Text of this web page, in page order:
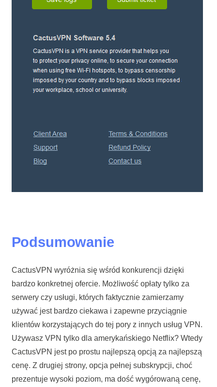
Podsumowanie
CactusVPN wyróżnia się wśród konkurencji dzięki
bardzo konkretnej ofercie. Możliwość opłaty tylko za
serwery czy usługi, których faktycznie zamierzamy
używać jest bardzo ciekawa i zapewne przyciągnie
klientów korzystających do tej pory z innych usług VPN.
Używasz VPN tylko dla amerykańskiego Netflix? Wtedy
CactusVPN jest po prostu najlepszą opcją za najlepszą
cenę. Z drugiej strony, opcja pełnej subskrypcji, choć
prezentuje wysoki poziom, ma dość wygórowaną cenę,